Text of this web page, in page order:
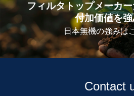
フィルタトップメーカ
付加価値を
日本無機の強みは
Contact